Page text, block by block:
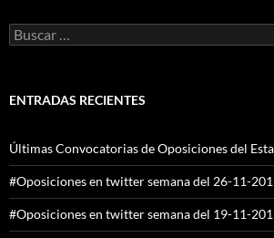
Buscar:
ENTRADAS RECIENTES
Últimas Convocatorias de Oposiciones del
#Oposiciones en twitter semana del 26-11-
#Oposiciones en twitter semana del 19-11-